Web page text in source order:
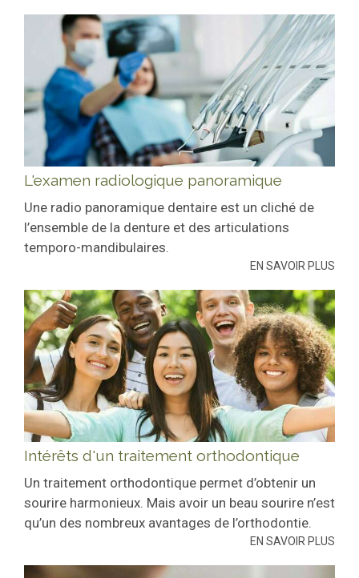
L'examen radiologique panoramique
Une radio panoramique dentaire est un cliché de
l’ensemble de la denture et des articulations
temporo-mandibulaires.
EN SAVOIR PLUS
Intérêts d'un traitement orthodontique
Un traitement orthodontique permet d’obtenir un
sourire harmonieux. Mais avoir un beau sourire n’est
qu’un des nombreux avantages de l’orthodontie.
EN SAVOIR PLUS